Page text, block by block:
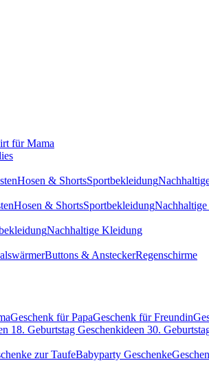
für Mama
Hosen & ShortsSportbekleidung
Hosen & ShortsSportbekleidung
Nachhaltige Kleidung
Buttons & AnsteckerRegenschirme
Geschenk für PapaGeschenk für Freundin
18. Geburtstag Geschenkideen 30.
zur TaufeBabyparty Geschenke